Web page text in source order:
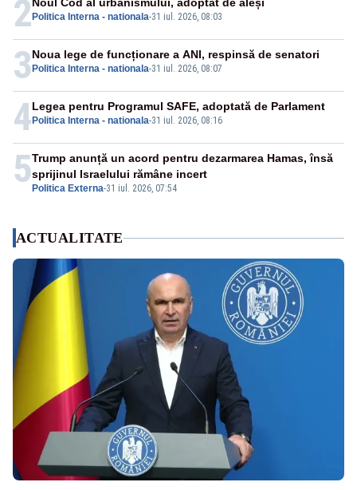
2 Politica Interna - nationala-31 iul. 2026, 08:03
3 Politica Interna - nationala-31 iul. 2026, 08:07
Noua lege de funcționare a ANI, respinsă de senatori
4 Politica Interna - nationala-31 iul. 2026, 08:16
Legea pentru Programul SAFE, adoptată de Parlament
5 Politica Externa-31 iul. 2026, 07:54
Trump anunță un acord pentru dezarmarea Hamas, însă
sprijinul Israelului rămâne incert
ACTUALITATE